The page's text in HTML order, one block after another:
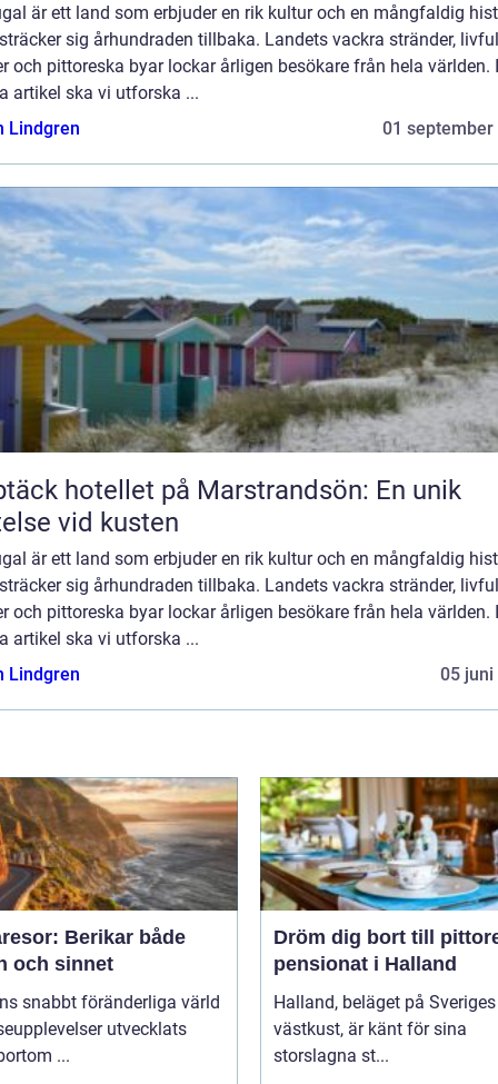
är ett land som erbjuder en rik kultur och en mångfaldig
sig århundraden tillbaka. Landets vackra stränder,
och pittoreska byar lockar årligen besökare från hela världen. I
artikel ska vi utforska ...
Lindgren
01 september
hotellet på Marstrandsön: En unik
vid kusten
är ett land som erbjuder en rik kultur och en mångfaldig
sig århundraden tillbaka. Landets vackra stränder,
och pittoreska byar lockar årligen besökare från hela världen. I
artikel ska vi utforska ...
Lindgren
05 juni
Berikar både
och sinnet
snabbt föränderliga värld
utvecklats
...
Dröm dig bort till
pensionat i Halland
Halland, beläget på Sveriges
västkust, är känt för sina
storslagna st...